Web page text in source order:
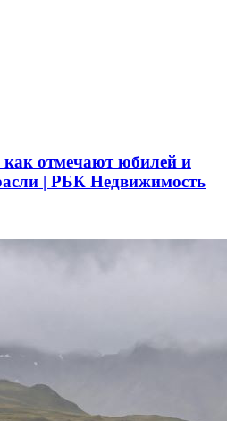
отмечают юбилей и
| РБК Недвижимость